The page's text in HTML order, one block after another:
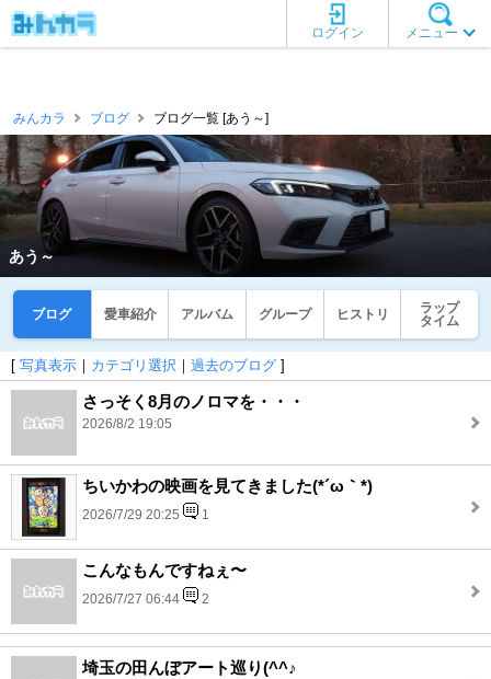
メニュー
ログイン
みんカラ ブログ ブログ一覧 [あう～]
あう～
ブログ 愛車紹介 アルバム グループ ヒストリ
ラップ
タイム
[ 写真表示 ｜ カテゴリ選択 ｜ 過去のブログ ]
さっそく8月のノロマを・・・
2026/8/2 19:05
ちいかわの映画を見てきました(*´ω｀*)
2026/7/29 20:25 1
こんなもんですねぇ〜
2026/7/27 06:44 2
埼玉の田んぼアート巡り(^^♪